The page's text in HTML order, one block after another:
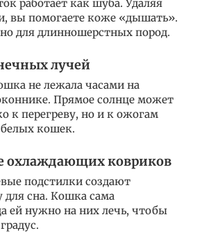
работает как шуба. Удаляя
вы помогаете коже «дышать».
для длинношерстных пород.
лучей
не лежала часами на
Прямое солнце может
к перегреву, но и к ожогам
кошек.
охлаждающих ковриков
подстилки создают
сна. Кошка сама
ей нужно на них лечь, чтобы